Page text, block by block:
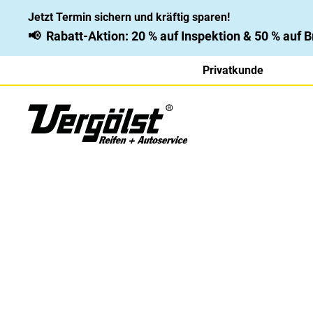
Jetzt Termin sichern und kräftig sparen!
📢 Rabatt-Aktion: 20 % auf Inspektion & 50 % auf
Privatkunde